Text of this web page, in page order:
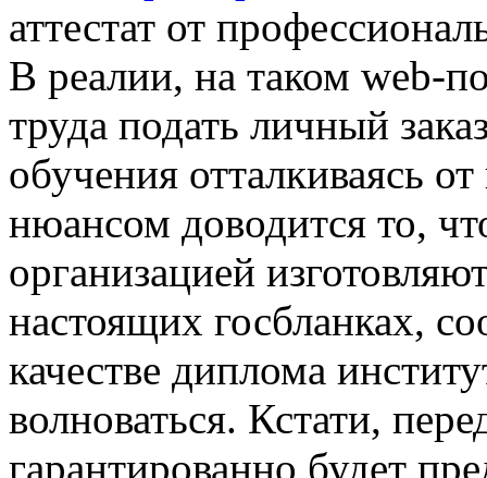
аттестат от
В реалии, на таком web-
труда подать личный
обучения отталкиваясь
нюансом доводится то,
организацией
настоящих госбланках,
качестве диплома
волноваться. Кстати,
гарантированно будет